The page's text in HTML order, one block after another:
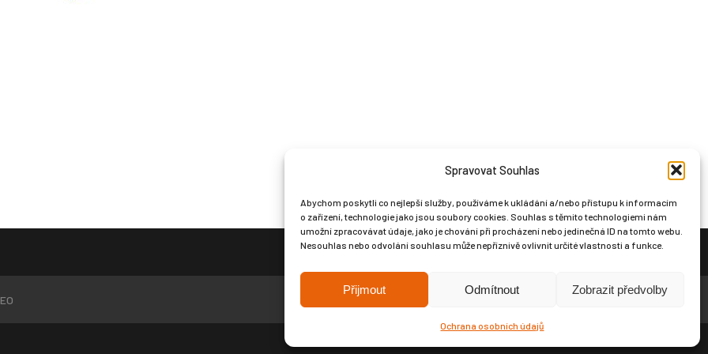
Spravovat Souhlas
Abychom poskytli co nejlepší služby, používáme k ukládání a/nebo přístupu k informacím
o zařízení, technologie jako jsou soubory cookies. Souhlas s těmito technologiemi nám
umožní zpracovávat údaje, jako je chování při procházení nebo jedinečná ID na tomto webu.
Nesouhlas nebo odvolání souhlasu může nepříznivě ovlivnit určité vlastnosti a funkce.
Přijmout Odmítnout Zobrazit předvolby
Ochrana osobních údajů